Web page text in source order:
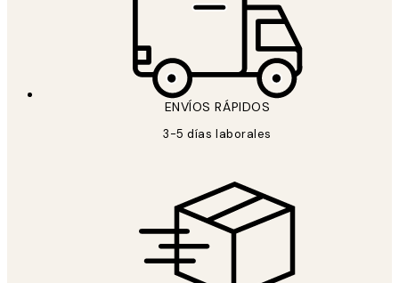
ENVÍOS RÁPIDOS
3-5 días laborales